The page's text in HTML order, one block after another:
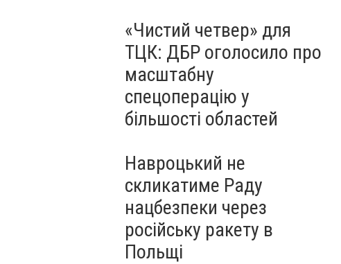
«Чистий четвер» для
ТЦК: ДБР оголосило про
масштабну
спецоперацію у
більшості областей
Навроцький не
скликатиме Раду
нацбезпеки через
російську ракету в
Польщі